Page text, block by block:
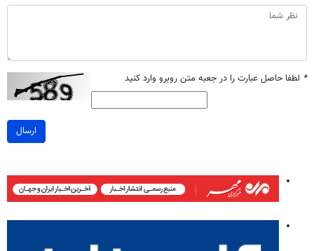
* لطفا حاصل عبارت را در جعبه متن روبرو وارد کنید
ارسال